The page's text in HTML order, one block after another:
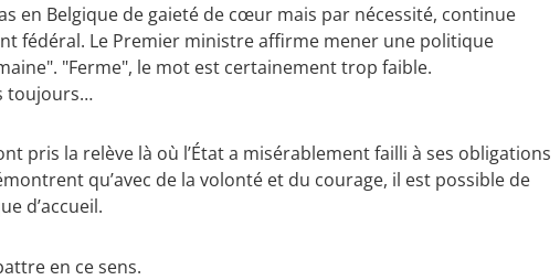
en Belgique de gaieté de cœur mais par nécessité, continue
fédéral. Le Premier ministre affirme mener une politique
"Ferme", le mot est certainement trop faible.
toujours…
pris la relève là où l’État a misérablement failli à ses obligations
qu’avec de la volonté et du courage, il est possible de
d’accueil.
en ce sens.